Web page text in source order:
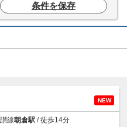
条件を保存
NEW
線朝倉駅 / 徒歩14分